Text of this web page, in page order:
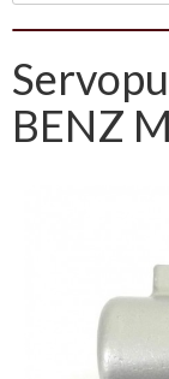
BENZ